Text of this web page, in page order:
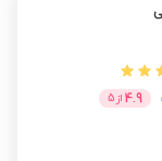
4.9 از 5